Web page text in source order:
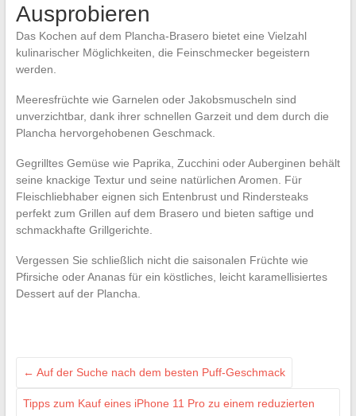
Ausprobieren
Das Kochen auf dem Plancha-Brasero bietet eine Vielzahl
kulinarischer Möglichkeiten, die Feinschmecker begeistern
werden.
Meeresfrüchte wie Garnelen oder Jakobsmuscheln sind
unverzichtbar, dank ihrer schnellen Garzeit und dem durch die
Plancha hervorgehobenen Geschmack.
Gegrilltes Gemüse wie Paprika, Zucchini oder Auberginen behält
seine knackige Textur und seine natürlichen Aromen. Für
Fleischliebhaber eignen sich Entenbrust und Rindersteaks
perfekt zum Grillen auf dem Brasero und bieten saftige und
schmackhafte Grillgerichte.
Vergessen Sie schließlich nicht die saisonalen Früchte wie
Pfirsiche oder Ananas für ein köstliches, leicht karamellisiertes
Dessert auf der Plancha.
← Auf der Suche nach dem besten Puff-Geschmack
Tipps zum Kauf eines iPhone 11 Pro zu einem reduzierten